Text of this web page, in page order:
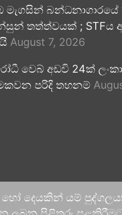
බන්ධනාගාරයේ
තත්ත්වයක් ; STFය
August 7, 2026
වෙබ් අඩවි 24ක්
පරිදි තහනම්
හෝ දෙයකින් යම්